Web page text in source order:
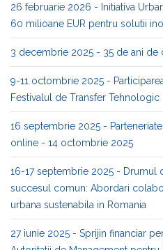
26 februarie 2026 - Initiativa
60 milioane EUR pentru solutii
3 decembrie 2025 - 35 de ani de
9-11 octombrie 2025 -
Festivalul de Transfer Tehnologic
16 septembrie 2025 -
online - 14 octombrie 2025
16-17 septembrie 2025 - Drumul
succesul comun: Abordari
urbana sustenabila in Romania
27 iunie 2025 - Sprijin financiar